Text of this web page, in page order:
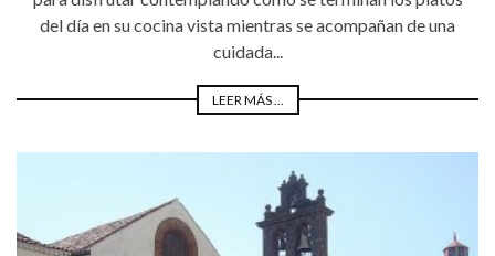
del día en su cocina vista mientras se acompañan de una
cuidada...
LEER MÁS ...